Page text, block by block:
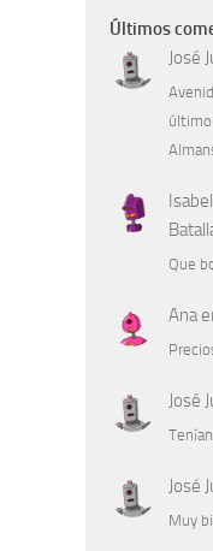
Últimos
José
último
Que
Ana
José
José
Muy